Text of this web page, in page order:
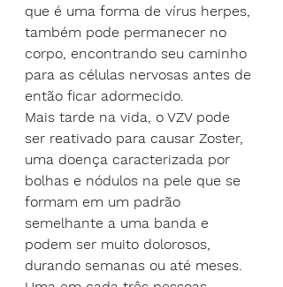
que é uma forma de vírus herpes,
também pode permanecer no
corpo, encontrando seu caminho
para as células nervosas antes de
então ficar adormecido.
Mais tarde na vida, o VZV pode
ser reativado para causar Zoster,
uma doença caracterizada por
bolhas e nódulos na pele que se
formam em um padrão
semelhante a uma banda e
podem ser muito dolorosos,
durando semanas ou até meses.